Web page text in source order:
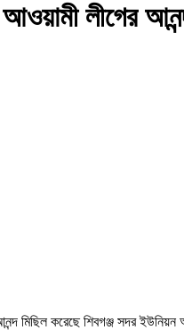
লীগের
মিছিল করেছে শিবগঞ্জ সদর